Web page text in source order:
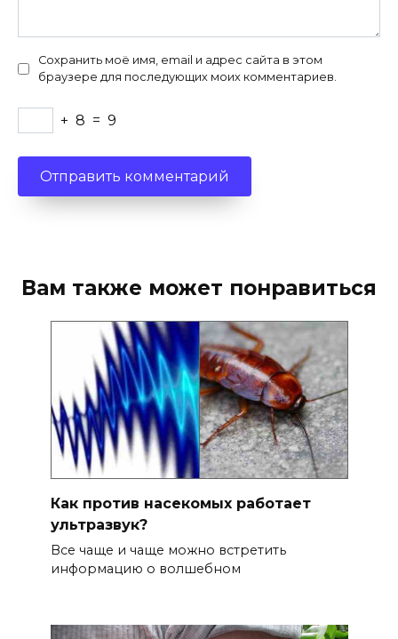
Сохранить моё имя, email и адрес сайта в этом
браузере для последующих моих комментариев.
+ 8 = 9
Вам также может понравиться
Как против насекомых работает
ультразвук?
Все чаще и чаще можно встретить
информацию о волшебном